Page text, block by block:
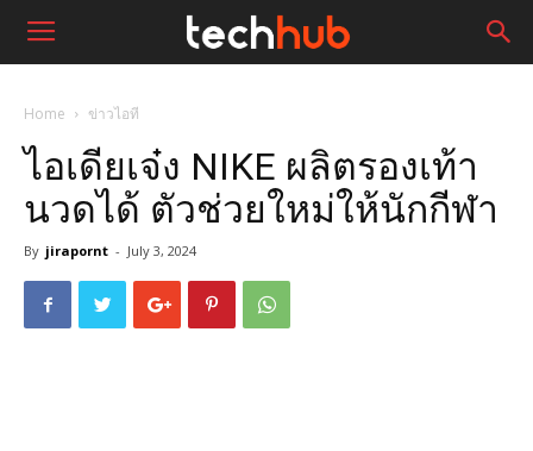
Home ข่าวไอที
ไอเดียเจ๋ง NIKE ผลิตรองเท้า
นวดได้ ตัวช่วยใหม่ให้นักกีฬา
By jirapornt - July 3, 2024